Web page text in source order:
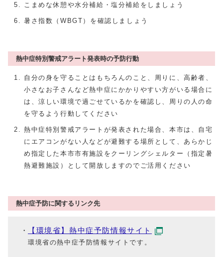
こまめな休憩や水分補給・塩分補給をしましょう
暑さ指数（WBGT）を確認しましょう
熱中症特別警戒アラート発表時の予防行動
自分の身を守ることはもちろんのこと、周りに、高齢者、
小さなお子さんなど熱中症にかかりやすい方がいる場合に
は、涼しい環境で過ごせているかを確認し、周りの人の命
を守るよう行動してください
熱中症特別警戒アラートが発表された場合、本市は、自宅
にエアコンがない人などが避難する場所として、あらかじ
め指定した本市市有施設をクーリングシェルター（指定暑
熱避難施設）として開放しますのでご活用ください
熱中症予防に関するリンク先
【環境省】熱中症予防情報サイト
環境省の熱中症予防情報サイトです。